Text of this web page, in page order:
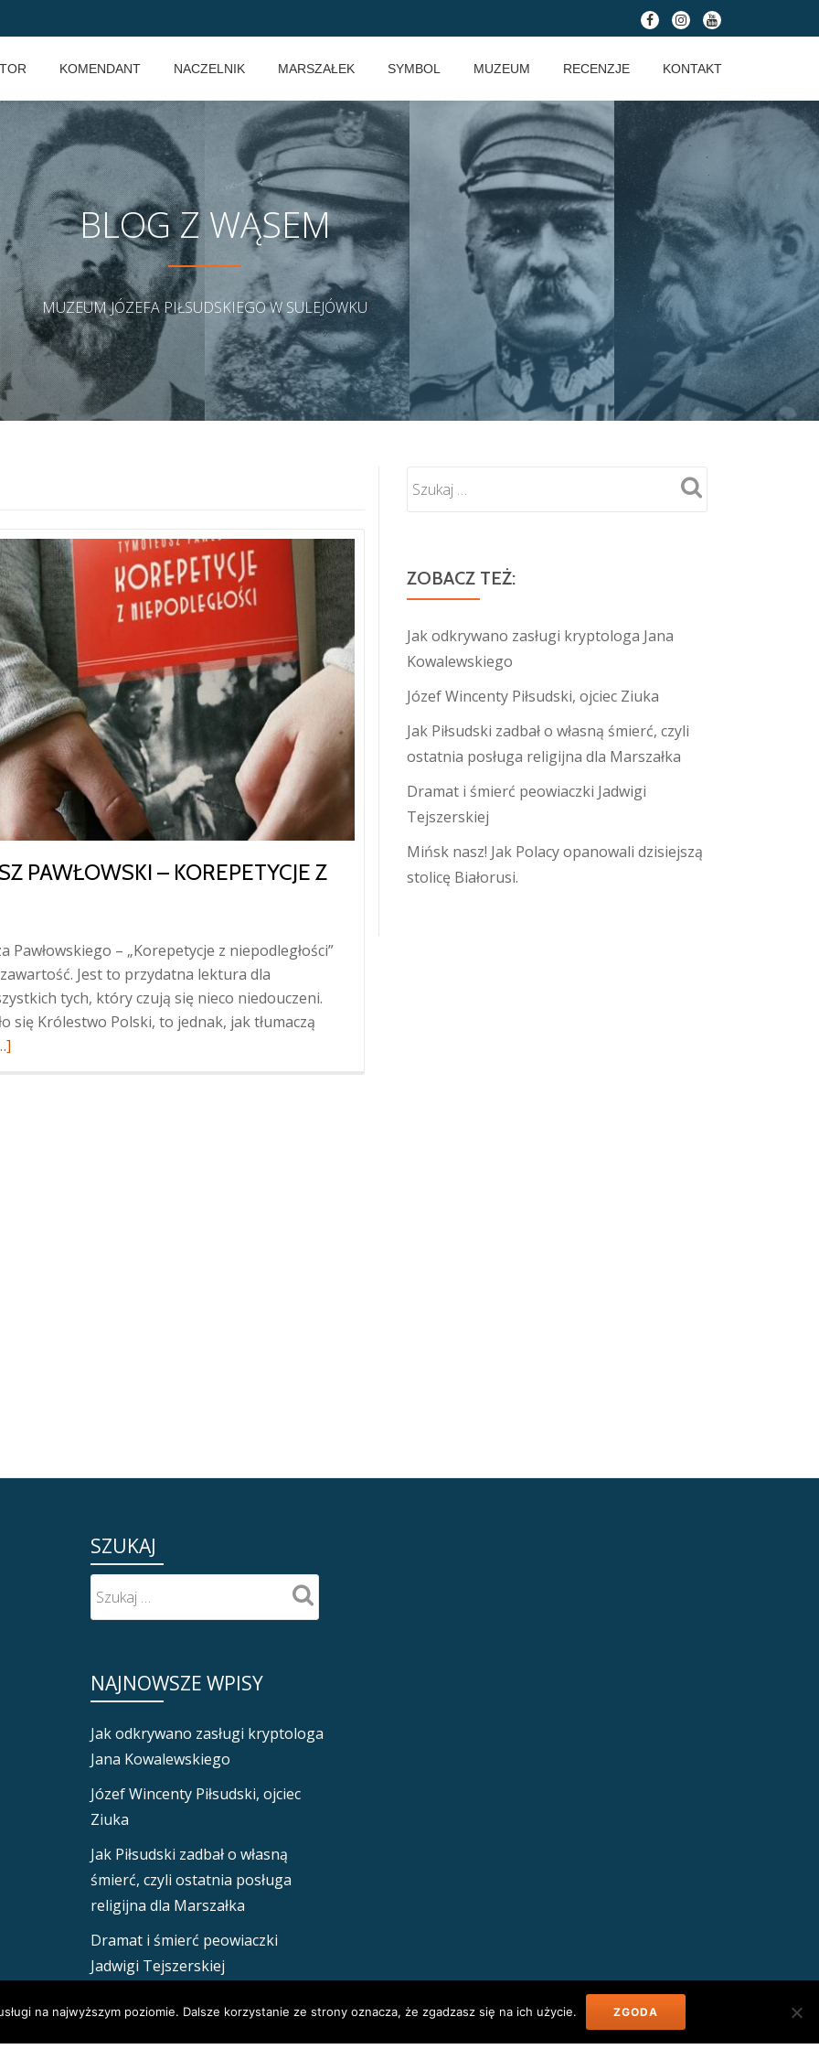
fa-
fa-
fa-
KOMENDANT NACZELNIK MARSZAŁEK SYMBOL MUZEUM RECENZJE KONTAKT
BLOG Z WĄSEM
MUZEUM JÓZEFA PIŁSUDSKIEGO W SULEJÓWKU
PAWŁOWSKI – KOREPETYCJE Z
– „Korepetycje z niepodległości”
Jest to przydatna lektura dla
tych, który czują się nieco niedouczeni.
się Królestwo Polski, to jednak, jak tłumaczą
ZOBACZ TEŻ:
Jak odkrywano zasługi kryptologa Jana
Kowalewskiego
Józef Wincenty Piłsudski, ojciec Ziuka
Jak Piłsudski zadbał o własną śmierć, czyli
ostatnia posługa religijna dla Marszałka
Dramat i śmierć peowiaczki Jadwigi
Tejszerskiej
Mińsk nasz! Jak Polacy opanowali dzisiejszą
stolicę Białorusi.
SZUKAJ
NAJNOWSZE WPISY
Jak odkrywano zasługi kryptologa
Jana Kowalewskiego
Józef Wincenty Piłsudski, ojciec
Ziuka
Jak Piłsudski zadbał o własną
śmierć, czyli ostatnia posługa
religijna dla Marszałka
Dramat i śmierć peowiaczki
Jadwigi Tejszerskiej
na najwyższym poziomie. Dalsze korzystanie ze strony oznacza, że zgadzasz się na ich użycie. ZGODA